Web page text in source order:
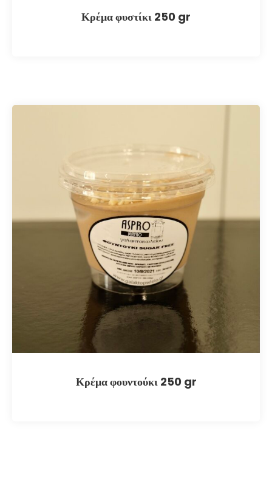
Κρέμα φυστίκι 250 gr
Κρέμα φουντούκι 250 gr